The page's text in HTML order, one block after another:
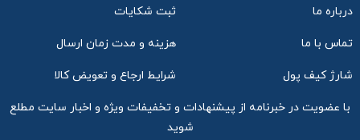
درباره ما ثبت شکایات
تماس با ما هزینه و مدت زمان ارسال
شارژ کیف پول شرایط ارجاع و تعویض کالا
با عضویت در خبرنامه از پیشنهادات و تخفیفات ویژه و اخبار سایت مطلع
شوید